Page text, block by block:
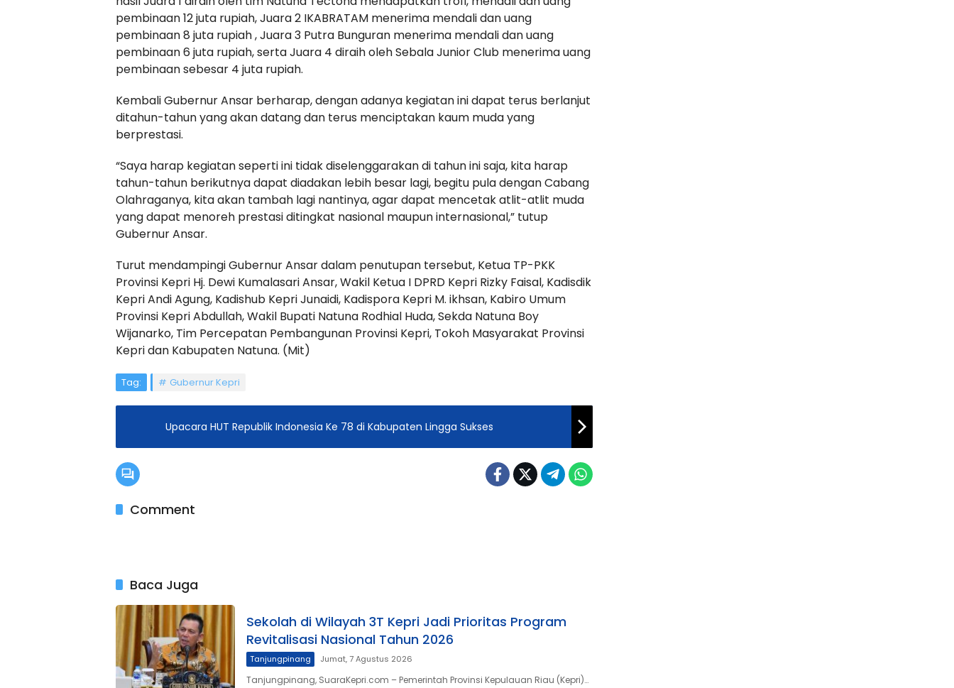
pembinaan 12 juta rupiah, Juara 2 IKABRATAM menerima mendali dan uang
pembinaan 8 juta rupiah , Juara 3 Putra Bunguran menerima mendali dan uang
pembinaan 6 juta rupiah, serta Juara 4 diraih oleh Sebala Junior Club menerima uang
pembinaan sebesar 4 juta rupiah.
Kembali Gubernur Ansar berharap, dengan adanya kegiatan ini dapat terus berlanjut
ditahun-tahun yang akan datang dan terus menciptakan kaum muda yang
berprestasi.
“Saya harap kegiatan seperti ini tidak diselenggarakan di tahun ini saja, kita harap
tahun-tahun berikutnya dapat diadakan lebih besar lagi, begitu pula dengan Cabang
Olahraganya, kita akan tambah lagi nantinya, agar dapat mencetak atlit-atlit muda
yang dapat menoreh prestasi ditingkat nasional maupun internasional,” tutup
Gubernur Ansar.
Turut mendampingi Gubernur Ansar dalam penutupan tersebut, Ketua TP-PKK
Provinsi Kepri Hj. Dewi Kumalasari Ansar, Wakil Ketua I DPRD Kepri Rizky Faisal, Kadisdik
Kepri Andi Agung, Kadishub Kepri Junaidi, Kadispora Kepri M. ikhsan, Kabiro Umum
Provinsi Kepri Abdullah, Wakil Bupati Natuna Rodhial Huda, Sekda Natuna Boy
Wijanarko, Tim Percepatan Pembangunan Provinsi Kepri, Tokoh Masyarakat Provinsi
Kepri dan Kabupaten Natuna. (Mit)
Tag: Gubernur Kepri
Upacara HUT Republik Indonesia Ke 78 di Kabupaten Lingga Sukses
Comment
Baca Juga
Sekolah di Wilayah 3T Kepri Jadi Prioritas Program
Revitalisasi Nasional Tahun 2026
Tanjungpinang Jumat, 7 Agustus 2026
Tanjungpinang, SuaraKepri.com – Pemerintah Provinsi Kepulauan Riau (Kepri)…